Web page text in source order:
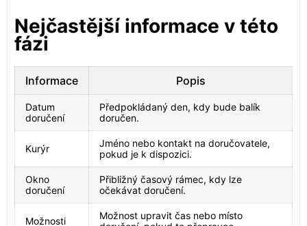
Nejčastější informace v této
fázi
Informace Popis
Datum
doručení
Předpokládaný den, kdy bude balík
doručen.
Kurýr
Jméno nebo kontakt na doručovatele,
pokud je k dispozici.
Okno
doručení
Přibližný časový rámec, kdy lze
očekávat doručení.
Možnosti
Možnost upravit čas nebo místo